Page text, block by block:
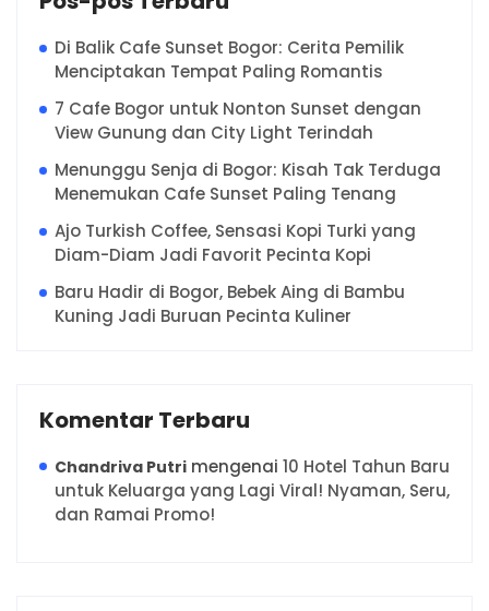
Di Balik Cafe Sunset Bogor: Cerita Pemilik
Menciptakan Tempat Paling Romantis
7 Cafe Bogor untuk Nonton Sunset dengan
View Gunung dan City Light Terindah
Menunggu Senja di Bogor: Kisah Tak Terduga
Menemukan Cafe Sunset Paling Tenang
Ajo Turkish Coffee, Sensasi Kopi Turki yang
Diam-Diam Jadi Favorit Pecinta Kopi
Baru Hadir di Bogor, Bebek Aing di Bambu
Kuning Jadi Buruan Pecinta Kuliner
Komentar Terbaru
Chandriva Putri mengenai 10 Hotel Tahun Baru
untuk Keluarga yang Lagi Viral! Nyaman, Seru,
dan Ramai Promo!